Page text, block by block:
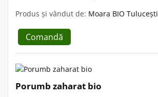
Produs și vândut de: Moara BIO Tulucești
Comandă
Porumb zaharat bio